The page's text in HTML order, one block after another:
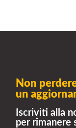
Non
un
Iscriviti alla
per rimanere